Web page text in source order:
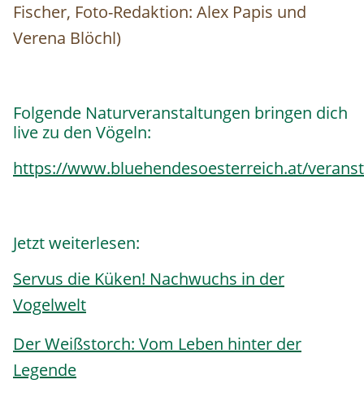
Fischer, Foto-Redaktion: Alex Papis und
Verena Blöchl)
Folgende Naturveranstaltungen bringen dich
live zu den Vögeln:
https://www.bluehendesoesterreich.at/
Jetzt weiterlesen:
Servus die Küken! Nachwuchs in der
Vogelwelt
Der Weißstorch: Vom Leben hinter der
Legende